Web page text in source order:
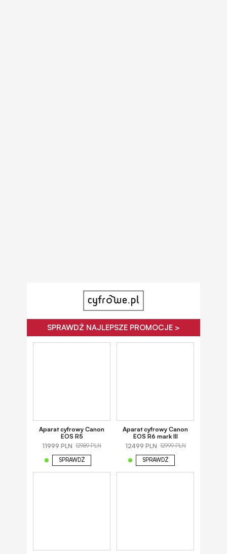
SPRAWDŹ NAJLEPSZE PROMOCJE >
Aparat cyfrowy Canon
EOS R5
11999 PLN 12989 PLN
SPRAWDŹ
Aparat cyfrowy Canon
EOS R6 mark III
12499 PLN 12999 PLN
SPRAWDŹ